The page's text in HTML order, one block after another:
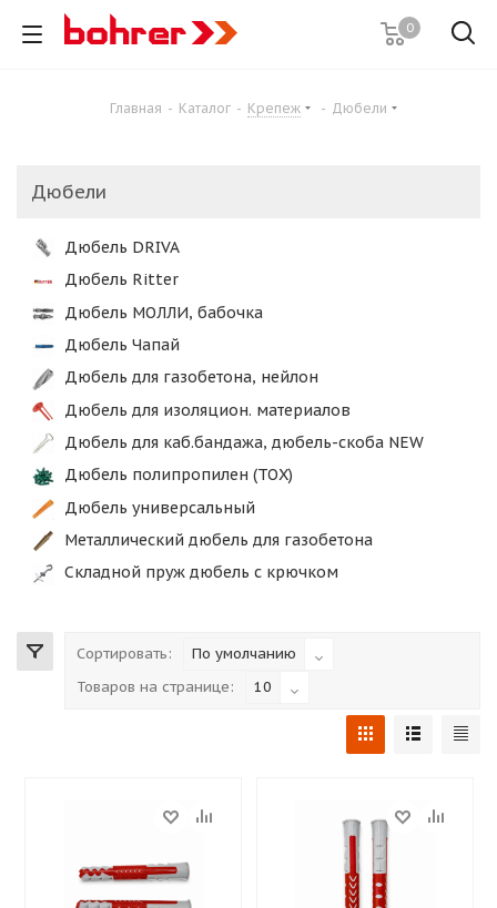
0
Главная - Каталог - Крепеж - Дюбели
Дюбели
Дюбель DRIVA
Дюбель Ritter
Дюбель МОЛЛИ, бабочка
Дюбель Чапай
Дюбель для газобетона, нейлон
Дюбель для изоляцион. материалов
Дюбель для каб.бандажа, дюбель-скоба NEW
Дюбель полипропилен (ТОХ)
Дюбель универсальный
Металлический дюбель для газобетона
Складной пруж дюбель с крючком
Сортировать:
По умолчанию
Товаров на странице:
10